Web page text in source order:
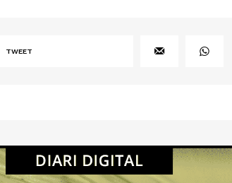
TWEET